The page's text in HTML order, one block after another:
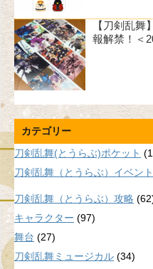
【刀剣乱
報解禁！＜
カテゴリー
刀剣乱舞(とうらぶ)ポケット
刀剣乱舞（とうらぶ）イベント
刀剣乱舞（とうらぶ）攻略
キャラクター (97)
舞台 (27)
刀剣乱舞ミュージカル (34)